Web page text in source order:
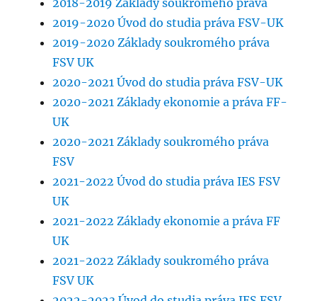
2019-2020 Úvod do studia práva FSV-UK
2019-2020 Základy soukromého práva
FSV UK
2020-2021 Úvod do studia práva FSV-UK
2020-2021 Základy ekonomie a práva FF-
UK
2020-2021 Základy soukromého práva
FSV
2021-2022 Úvod do studia práva IES FSV
UK
2021-2022 Základy ekonomie a práva FF
UK
2021-2022 Základy soukromého práva
FSV UK